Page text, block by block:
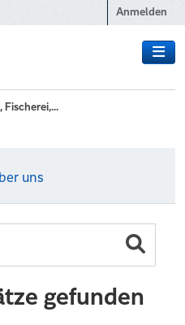
Anmelden
Fischerei,...
uns
gefunden